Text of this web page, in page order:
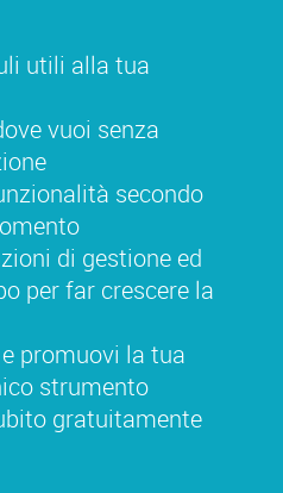
utili alla tua
vuoi senza
secondo
di gestione ed
per far crescere la
promuovi la tua
strumento
gratuitamente